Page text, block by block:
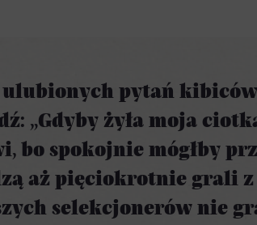
ulubionych pytań
„Gdyby żyła moja
bo spokojnie mógłby
aż pięciokrotnie
selekcjonerów nie